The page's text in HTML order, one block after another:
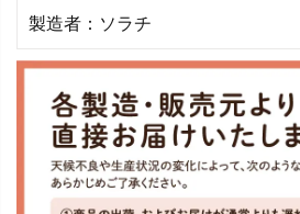
製造者：ソラチ